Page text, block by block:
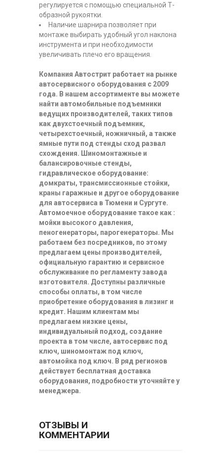
регулируется с помощью специальной Т-
образной рукоятки.
Наличие шарнира позволяет при
монтаже выбирать удобный угол наклона
инструмента и при необходимости
увеличивать плечо его вращения.
Компания Автострит работает на рынке
автосервисного оборудования с 2009
года. В нашем ассортименте вы можете
найти автомобильные подъемники
ведущих производителей, таких типов
как двухстоечный подъемник,
четырехстоечный, ножничный, а также
ямные пути под стенды сход развал
схождения. Шиномонтажные и
балансировочные стенды,
гидравлическое оборудование:
домкраты, трансмиссионные стойки,
краны гаражные и другое оборудование
для автосервиса в Тюмени и Сургуте.
Автомоечное оборудование такое как :
мойки высокого давления,
пеногенераторы, парогенераторы. Мы
работаем без посредников, по этому
предлагаем цены производителей,
официальную гарантию и сервисное
обслуживание по регламенту завода
изготовителя. Доступны различные
способы оплаты, в том числе
приобретение оборудования в лизинг и
кредит. Нашим клиентам мы
предлагаем низкие цены,
индивидуальный подход, создание
проекта в том числе, автосервис под
ключ, шиномонтаж под ключ,
автомойка под ключ. В ряд регионов
действует бесплатная доставка
оборудования, подробности уточняйте у
менеджера.
ОТЗЫВЫ И
КОММЕНТАРИИ